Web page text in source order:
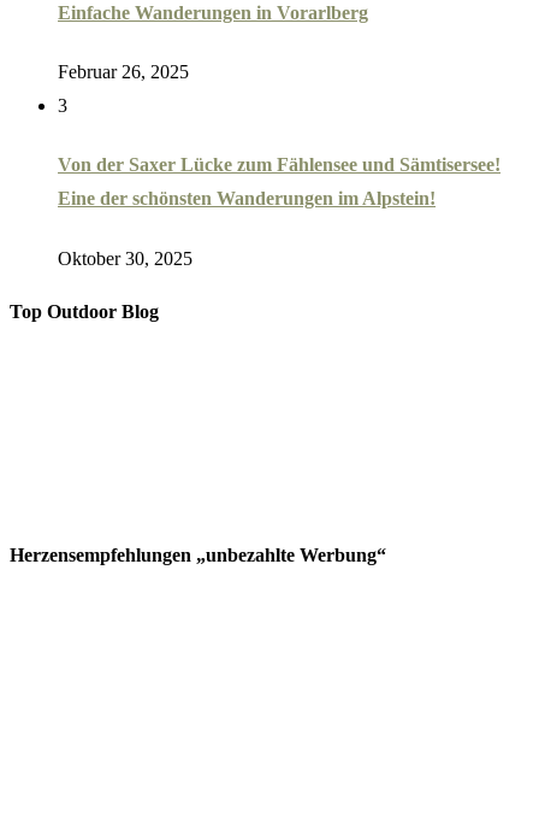
Einfache Wanderungen in Vorarlberg
Februar 26, 2025
3
Von der Saxer Lücke zum Fählensee und Sämtisersee!
Eine der schönsten Wanderungen im Alpstein!
Oktober 30, 2025
Top Outdoor Blog
Herzensempfehlungen „unbezahlte Werbung“